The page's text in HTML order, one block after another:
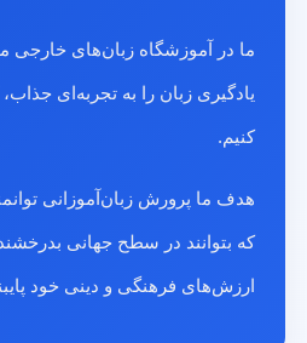
ما در آموزشگاه زبان‌های خارجی
یادگیری زبان را به تجربه‌ای جذاب،
کنیم.
هدف ما پرورش زبان‌آموزانی
که بتوانند در سطح جهانی
ارزش‌های فرهنگی و دینی خود